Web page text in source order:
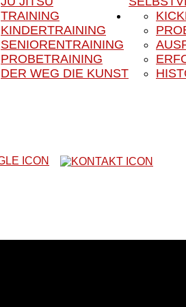
TRAINING
KINDERTRAINING
SENIORENTRAINING
PROBETRAINING
DER WEG DIE KUNST